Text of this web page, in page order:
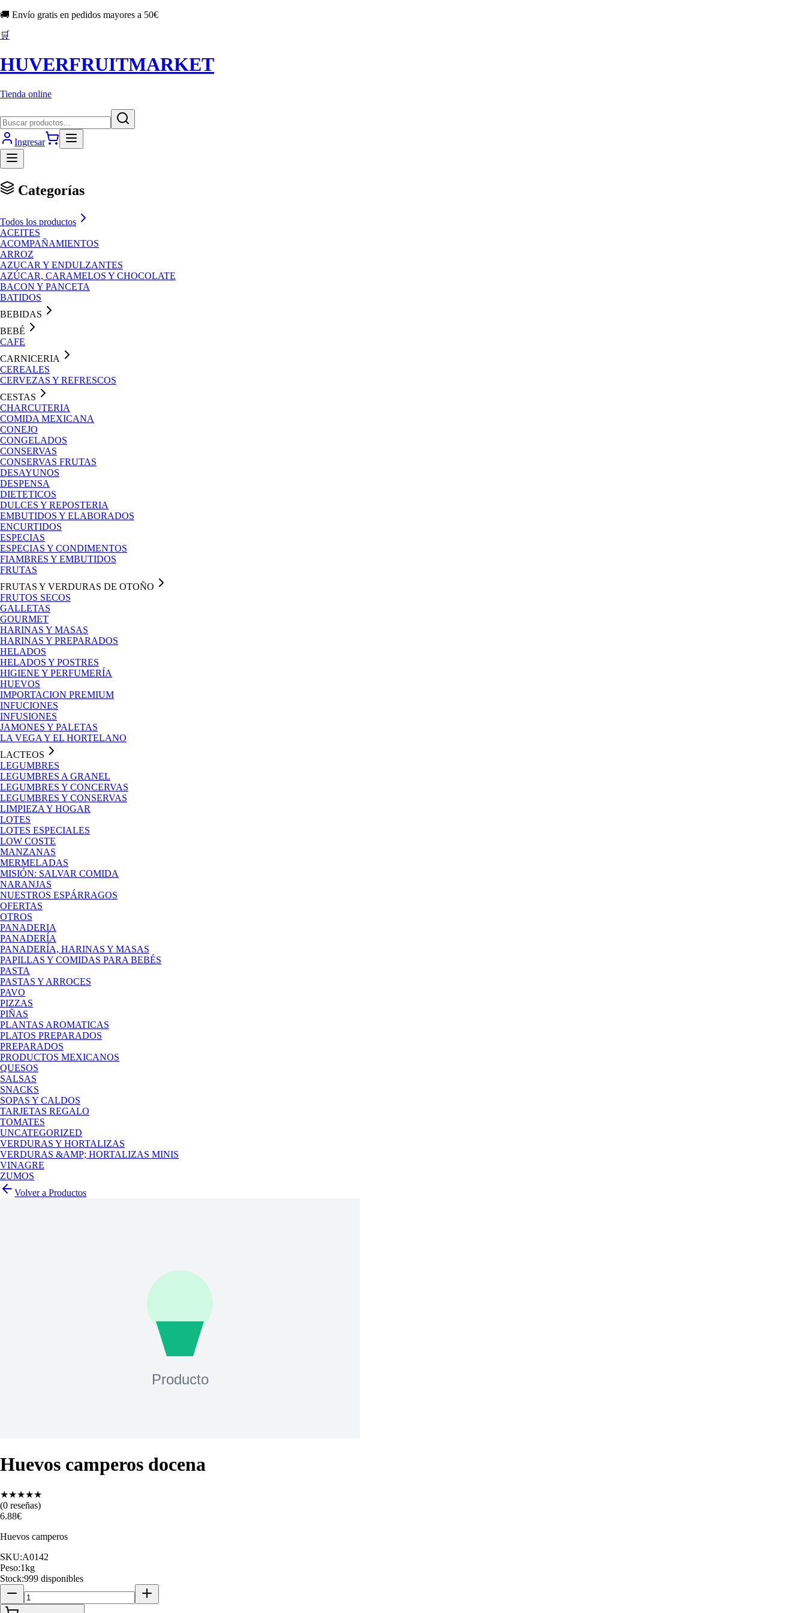
🚚 Envío gratis en pedidos mayores a 50€
🛒
HUVERFRUITMARKET
Tienda online
Ingresar
Categorías
Todos los productos
ACEITES
ACOMPAÑAMIENTOS
ARROZ
AZUCAR Y ENDULZANTES
AZÚCAR, CARAMELOS Y CHOCOLATE
BACON Y PANCETA
BATIDOS
BEBIDAS
BEBÉ
CAFE
CARNICERIA
CEREALES
CERVEZAS Y REFRESCOS
CESTAS
CHARCUTERIA
COMIDA MEXICANA
CONEJO
CONGELADOS
CONSERVAS
CONSERVAS FRUTAS
DESAYUNOS
DESPENSA
DIETETICOS
DULCES Y REPOSTERIA
EMBUTIDOS Y ELABORADOS
ENCURTIDOS
ESPECIAS
ESPECIAS Y CONDIMENTOS
FIAMBRES Y EMBUTIDOS
FRUTAS
FRUTAS Y VERDURAS DE OTOÑO
FRUTOS SECOS
GALLETAS
GOURMET
HARINAS Y MASAS
HARINAS Y PREPARADOS
HELADOS
HELADOS Y POSTRES
HIGIENE Y PERFUMERÍA
HUEVOS
IMPORTACION PREMIUM
INFUCIONES
INFUSIONES
JAMONES Y PALETAS
LA VEGA Y EL HORTELANO
LACTEOS
LEGUMBRES
LEGUMBRES A GRANEL
LEGUMBRES Y CONCERVAS
LEGUMBRES Y CONSERVAS
LIMPIEZA Y HOGAR
LOTES
LOTES ESPECIALES
LOW COSTE
MANZANAS
MERMELADAS
MISIÓN: SALVAR COMIDA
NARANJAS
NUESTROS ESPÁRRAGOS
OFERTAS
OTROS
PANADERIA
PANADERÍA
PANADERÍA, HARINAS Y MASAS
PAPILLAS Y COMIDAS PARA BEBÉS
PASTA
PASTAS Y ARROCES
PAVO
PIZZAS
PIÑAS
PLANTAS AROMATICAS
PLATOS PREPARADOS
PREPARADOS
PRODUCTOS MEXICANOS
QUESOS
SALSAS
SNACKS
SOPAS Y CALDOS
TARJETAS REGALO
TOMATES
UNCATEGORIZED
VERDURAS Y HORTALIZAS
VERDURAS &AMP; HORTALIZAS MINIS
VINAGRE
ZUMOS
Volver a Productos
Huevos camperos docena
★★★★★
(0 reseñas)
6.88€
Huevos camperos
SKU:A0142
Peso:1kg
Stock:999 disponibles